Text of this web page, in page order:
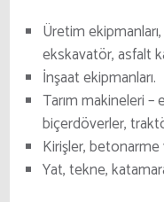
Üretim
ekskavatör, asfalt
İnşaat ekipmanları.
Tarım makineleri –
biçerdöverler,
Kirişler, betonarme
Yat, tekne,